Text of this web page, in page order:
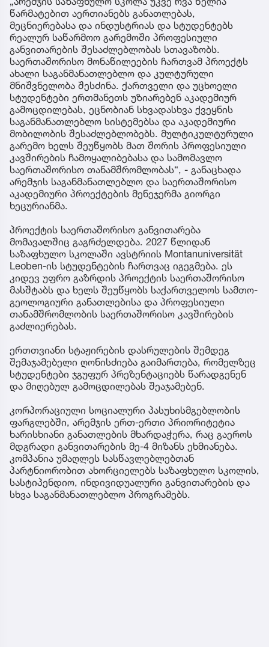
წარმატებით აერთიანებს განათლებას,
მეცნიერებასა და ინდუსტრიას და სტუდენტებს
რეალურ საწარმოო გარემოში პროფესიული
განვითარების შესაძლებლობას სთავაზობს.
საერთაშორისო მონაწილეების ჩართვამ პროექტს
ახალი საგანმანათლებლო და კულტურული
მნიშვნელობა შესძინა. ქართველი და უცხოელი
სტუდენტები ერთმანეთს უზიარებენ აკადემიურ
გამოცდილებას, ეცნობიან სხვადასხვა ქვეყნის
საგანმანათლებლო სისტემებსა და აკადემიური
მობილობის შესაძლებლობებს. მულტიკულტურული
გარემო ხელს შეუწყობს მათ შორის პროფესიული
კავშირების ჩამოყალიბებასა და სამომავლო
საერთაშორისო თანამშრომლობას“, - განაცხადა
არემჯის საგანმანათლებლო და საერთაშორისო
აკადემიური პროექტების მენეჯერმა გიორგი
ხეცურიანმა.
პროექტის საერთაშორისო განვითარება
მომავალშიც გაგრძელდება. 2027 წლიდან
საზაფხულო სკოლაში ავსტრიის Montanuniversität
Leoben-ის სტუდენტების ჩართვაც იგეგმება. ეს
კიდევ უფრო გაზრდის პროექტის საერთაშორისო
მასშტაბს და ხელს შეუწყობს საქართველოს სამთო-
გეოლოგიური განათლებისა და პროფესიული
თანამშრომლობის საერთაშორისო კავშირების
გაძლიერებას.
ერთთვიანი სტაჟირების დასრულების შემდეგ
შემაჯამებელი ღონისძიება გაიმართება, რომელზეც
სტუდენტები ჯგუფურ პრეზენტაციებს წარადგენენ
და მიღებულ გამოცდილებას შეაჯამებენ.
კორპორაციული სოციალური პასუხისმგებლობის
ფარგლებში, არემჯის ერთ-ერთი პრიორიტეტია
ხარისხიანი განათლების მხარდაჭერა, რაც გაეროს
მდგრადი განვითარების მე-4 მიზანს ეხმიანება.
კომპანია უმაღლეს სასწავლებლებთან
პარტნიორობით ახორციელებს საზაფხულო სკოლის,
სასტიპენდიო, ინდივიდუალური განვითარების და
სხვა საგანმანათლებლო პროგრამებს.